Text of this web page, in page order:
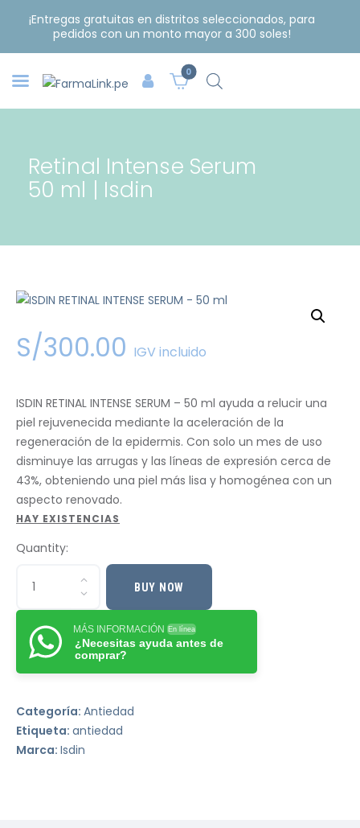
¡Entregas gratuitas en distritos seleccionados, para
pedidos con un monto mayor a 300 soles!
0
Retinal Intense Serum
50 ml | Isdin
S/300.00 IGV incluido
ISDIN RETINAL INTENSE SERUM – 50 ml ayuda a relucir una
piel rejuvenecida mediante la aceleración de la
regeneración de la epidermis. Con solo un mes de uso
disminuye las arrugas y las líneas de expresión cerca de
43%, obteniendo una piel más lisa y homogénea con un
aspecto renovado.
HAY EXISTENCIAS
Quantity:
BUY NOW
MÁS INFORMACIÓN En línea
¿Necesitas ayuda antes de
comprar?
Categoría: Antiedad
Etiqueta: antiedad
Marca: Isdin